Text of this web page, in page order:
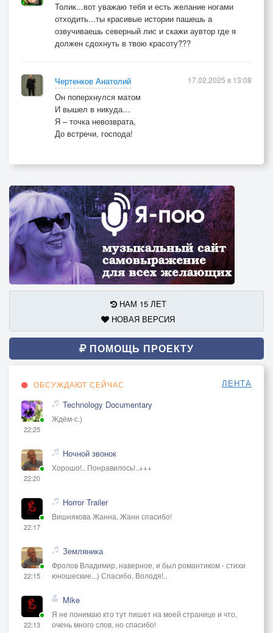
Толик...вот уважаю тебя и есть желание ногами
отходить...ты красивые истории пашешь а
озвучиваешь северный лис и скажи аувтор где я
должен сдохнуть в твою красоту???
Чертенков Анатолий
Он поперхнулся матом
И вышел в никуда…
Я – точка невозврата,
До встречи, господа!
17.02.2025 в 13:08
НАМ 15 ЛЕТ
НОВАЯ ВЕРСИЯ
ПОМОЩЬ ПРОЕКТУ
ОБСУЖДАЮТ СЕЙЧАС ЛЕНТА
22:25
Technology Documentary
Ждём-с.)
22:20
Ночной звонок
Хорошо!.. Понравилось!..+++
22:17
Horror Trailer
Вишнякова Жанна, Жанн спасибо!
22:15
Земляника
Фролов Владимир, наверное, и был романтиком - стихи
юношеские...) Спасибо, Володя!..
22:13
Mike
Я не понимаю кто тут пишет на моей странице и что,
очень много слов, но спасибо!